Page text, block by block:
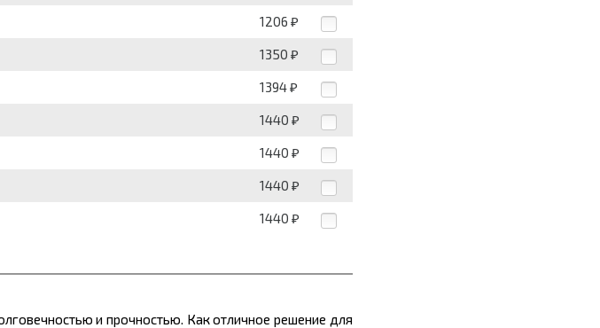
1206 ₽
1350 ₽
1394 ₽
1440 ₽
1440 ₽
1440 ₽
1440 ₽
и прочностью. Как отличное решение для